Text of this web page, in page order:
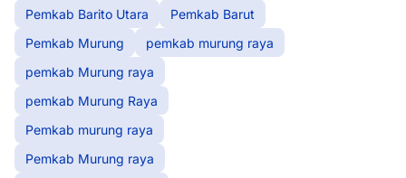
Pemkab Barito Utara
Pemkab Barut
Pemkab Murung
pemkab murung raya
pemkab Murung raya
pemkab Murung Raya
Pemkab murung raya
Pemkab Murung raya